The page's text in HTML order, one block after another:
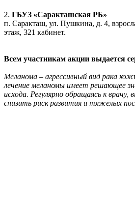
2. ГБУЗ «Саракташская РБ»
п. Саракташ, ул. Пушкина, д. 4,
этаж, 321 кабинет.
Всем участникам акции выдается
Меланома – агрессивный вид рака
лечение меланомы имеет решающее
исхода. Регулярно обращаясь к
снизить риск развития и тяжелых